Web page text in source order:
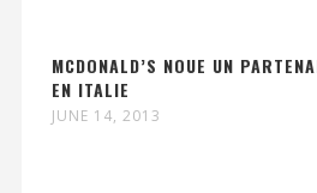
MCDONALD’S NOUE UN
EN ITALIE
JUNE 14, 2013